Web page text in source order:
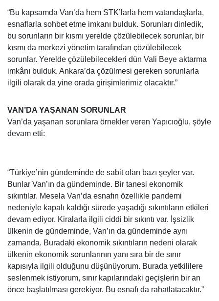
“Bu kapsamda Van’da hem STK’larla hem vatandaşlarla,
esnaflarla sohbet etme imkanı bulduk. Sorunları dinledik,
bu sorunların bir kısmı yerelde çözülebilecek sorunlar, bir
kısmı da merkezi yönetim tarafından çözülebilecek
sorunlar. Yerelde çözülebilecekleri dün Vali Beye aktarma
imkânı bulduk. Ankara’da çözülmesi gereken sorunlarla
ilgili olarak da yine orada girişimlerimiz olacaktır.”
VAN’DA YAŞANAN SORUNLAR
Van’da yaşanan sorunlara örnekler veren Yapıcıoğlu, şöyle
devam etti:
“Türkiye’nin gündeminde de sabit olan bazı şeyler var.
Bunlar Van’ın da gündeminde. Bir tanesi ekonomik
sıkıntılar. Mesela Van’da esnafın özellikle pandemi
nedeniyle kapalı kaldığı sürede yaşadığı sıkıntıların etkileri
devam ediyor. Kiralarla ilgili ciddi bir sıkıntı var. İşsizlik
ülkenin de gündeminde, Van’ın da gündeminde aynı
zamanda. Buradaki ekonomik sıkıntıların nedeni olarak
ülkenin ekonomik sorunlarının yanı sıra bir de sınır
kapısıyla ilgili olduğunu düşünüyorum. Burada yetkililere
seslenmek istiyorum, sınır kapılarındaki geçişlerin bir an
önce başlatılması gerekiyor. Bu esnafı da rahatlatacaktır.”